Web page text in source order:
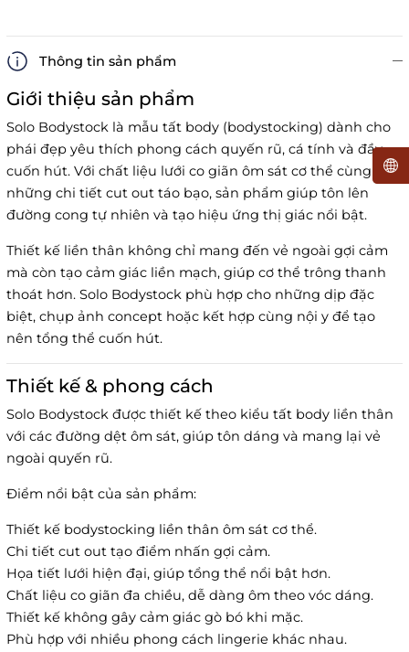
Thông tin sản phẩm
Giới thiệu sản phẩm
Solo Bodystock là mẫu tất body (bodystocking) dành cho
phái đẹp yêu thích phong cách quyến rũ, cá tính và đầy
cuốn hút. Với chất liệu lưới co giãn ôm sát cơ thể cùng
những chi tiết cut out táo bạo, sản phẩm giúp tôn lên
đường cong tự nhiên và tạo hiệu ứng thị giác nổi bật.
Thiết kế liền thân không chỉ mang đến vẻ ngoài gợi cảm
mà còn tạo cảm giác liền mạch, giúp cơ thể trông thanh
thoát hơn. Solo Bodystock phù hợp cho những dịp đặc
biệt, chụp ảnh concept hoặc kết hợp cùng nội y để tạo
nên tổng thể cuốn hút.
Thiết kế & phong cách
Solo Bodystock được thiết kế theo kiểu tất body liền thân
với các đường dệt ôm sát, giúp tôn dáng và mang lại vẻ
ngoài quyến rũ.
Điểm nổi bật của sản phẩm:
Thiết kế bodystocking liền thân ôm sát cơ thể.
Chi tiết cut out tạo điểm nhấn gợi cảm.
Họa tiết lưới hiện đại, giúp tổng thể nổi bật hơn.
Chất liệu co giãn đa chiều, dễ dàng ôm theo vóc dáng.
Thiết kế không gây cảm giác gò bó khi mặc.
Phù hợp với nhiều phong cách lingerie khác nhau.